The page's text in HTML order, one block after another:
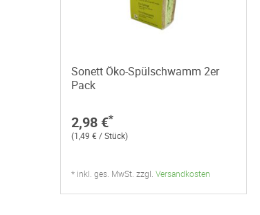
Sonett Öko-Spülschwamm 2er
Pack
2,98 €*
(1,49 € / Stück)
* inkl. ges. MwSt. zzgl. Versandkosten